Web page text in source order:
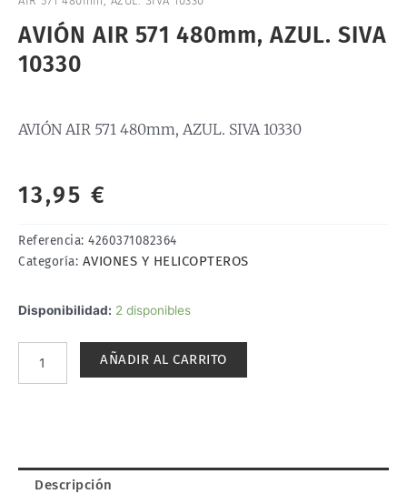
AVIÓN AIR 571 480mm, AZUL. SIVA
10330
AVIÓN AIR 571 480mm, AZUL. SIVA 10330
13,95 €
Referencia: 4260371082364
Categoría: AVIONES Y HELICOPTEROS
Disponibilidad: 2 disponibles
AVIÓN
480mm,
AÑADIR AL CARRITO
Descripción